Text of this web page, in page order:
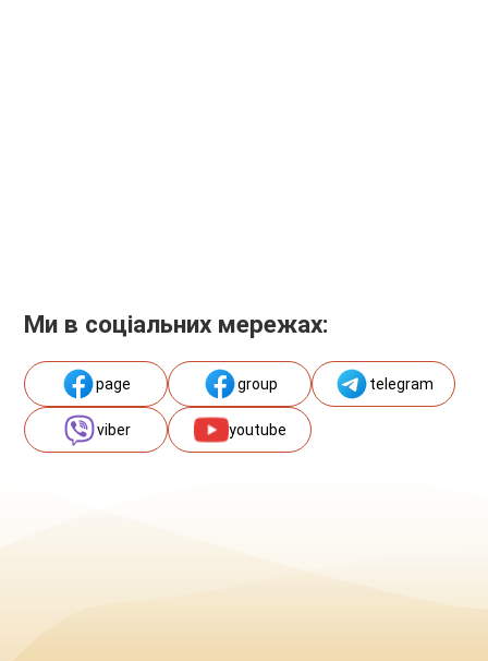
Ми в соціальних мережах:
page group telegram
viber youtube